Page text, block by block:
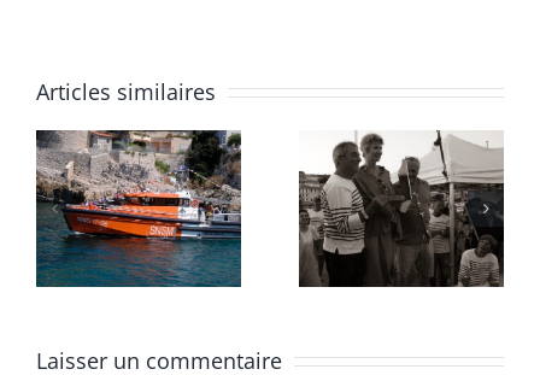
Articles similaires
Fête de
l’ACBT
2026
2026
Laisser un commentaire